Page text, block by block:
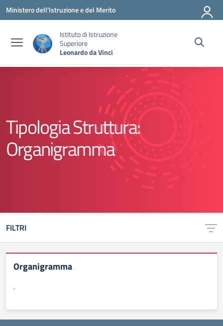
Vai ai contenuti
Vai al menu di navigazione
Vai al footer
Ministero dell'Istruzione e del Merito
Istituto di Istruzione
Superiore
Leonardo da Vinci
Tipologia Struttura:
Organigramma
FILTRI
Organigramma
.